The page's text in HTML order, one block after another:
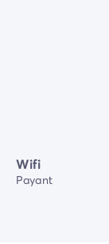
Wifi
Payant